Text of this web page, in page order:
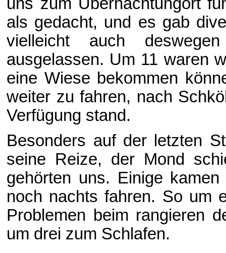
als gedacht, und es gab
vielleicht auch
ausgelassen. Um 11 waren
eine Wiese bekommen
weiter zu fahren, nach
Verfügung stand.
Besonders auf der letzten
seine Reize, der Mond
gehörten uns. Einige
noch nachts fahren. So um
Problemen beim rangieren
um drei zum Schlafen.